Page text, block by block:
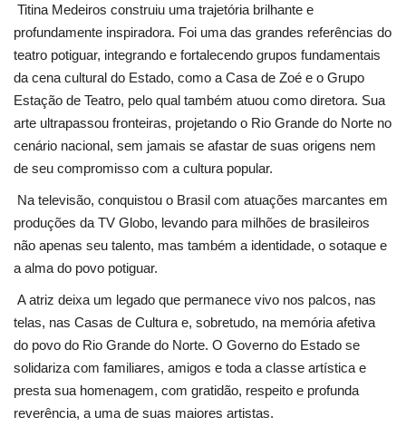
Titina Medeiros construiu uma trajetória brilhante e
profundamente inspiradora. Foi uma das grandes referências do
teatro potiguar, integrando e fortalecendo grupos fundamentais
da cena cultural do Estado, como a Casa de Zoé e o Grupo
Estação de Teatro, pelo qual também atuou como diretora. Sua
arte ultrapassou fronteiras, projetando o Rio Grande do Norte no
cenário nacional, sem jamais se afastar de suas origens nem
de seu compromisso com a cultura popular.
Na televisão, conquistou o Brasil com atuações marcantes em
produções da TV Globo, levando para milhões de brasileiros
não apenas seu talento, mas também a identidade, o sotaque e
a alma do povo potiguar.
A atriz deixa um legado que permanece vivo nos palcos, nas
telas, nas Casas de Cultura e, sobretudo, na memória afetiva
do povo do Rio Grande do Norte. O Governo do Estado se
solidariza com familiares, amigos e toda a classe artística e
presta sua homenagem, com gratidão, respeito e profunda
reverência, a uma de suas maiores artistas.